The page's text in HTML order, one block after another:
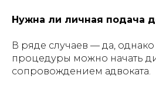
Нужна ли личная подача
В ряде случаев — да,
процедуры можно начать
сопровождением адвоката.